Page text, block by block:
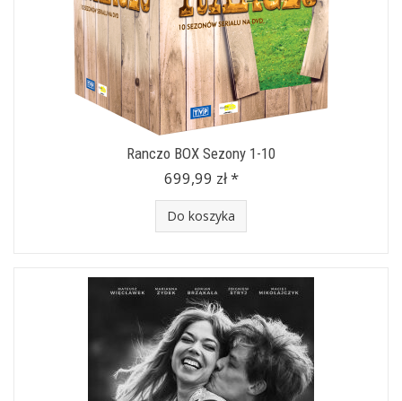
Ranczo BOX Sezony 1-10
699,99 zł *
Do koszyka